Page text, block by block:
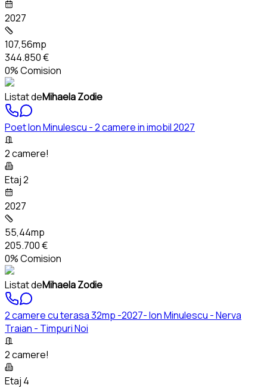
2027
107,56mp
344.850 €
0% Comision
Listat deMihaela Zodie
Poet Ion Minulescu - 2 camere in imobil 2027
2 camere!
Etaj 2
2027
55,44mp
205.700 €
0% Comision
Listat deMihaela Zodie
2 camere cu terasa 32mp -2027- Ion Minulescu - Nerva
Traian - Timpuri Noi
2 camere!
Etaj 4